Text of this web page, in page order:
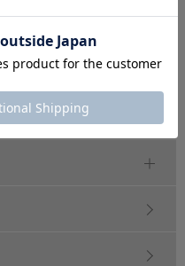
おそろい